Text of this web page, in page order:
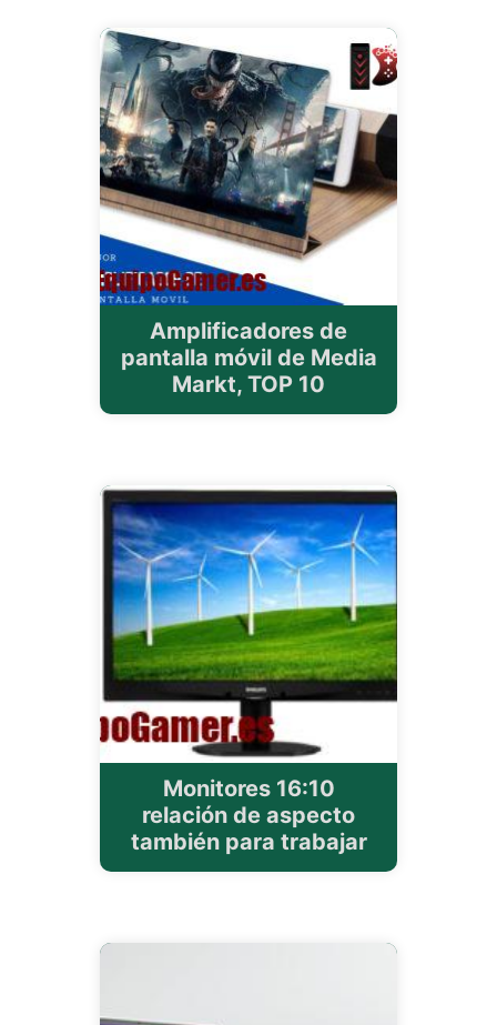
Amplificadores de
pantalla móvil de Media
Markt, TOP 10
Monitores 16:10
relación de aspecto
también para trabajar